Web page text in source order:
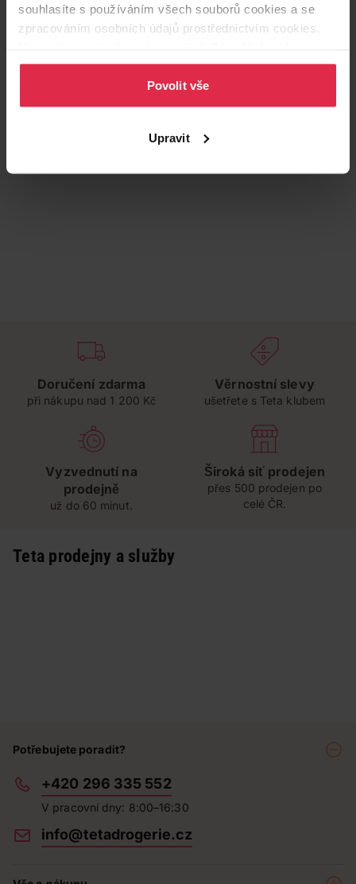
souhlasíte s používáním všech souborů cookies a se
zpracováním osobních údajů prostřednictvím cookies.
osobních údajů.
Povolit vše
Upravit
Podobné produkty
Doručení zdarma
při nákupu nad 1 200 Kč
Věrnostní slevy
ušetřete s Teta klubem
Vyzvednutí na
prodejně
už do 60 minut.
Široká síť prodejen
přes 500 prodejen po
celé ČR.
Teta prodejny a služby
Potřebujete poradit?
+420 296 335 552
V pracovní dny: 8:00–16:30
info@tetadrogerie.cz